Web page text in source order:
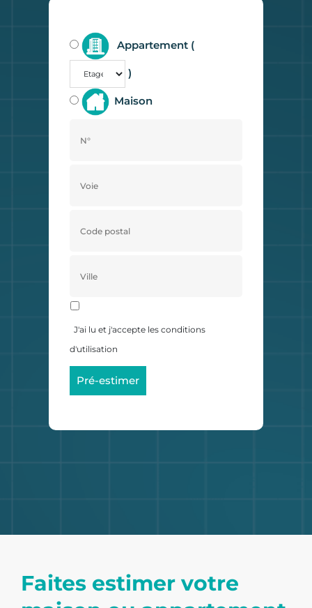
Appartement (
)
Maison
J'ai lu et j'accepte les conditions
d'utilisation
Pré-estimer
Faites estimer votre